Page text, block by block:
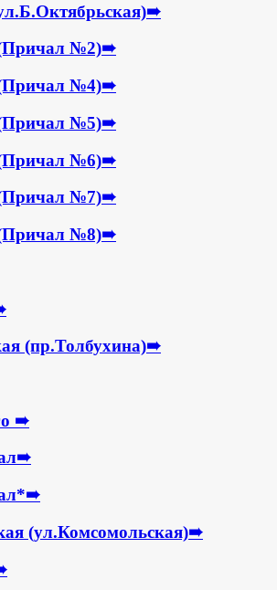
➠
№2)➠
№4)➠
№5)➠
№6)➠
№7)➠
№8)➠
(пр.Толбухина)➠
➠
➠
➠
(ул.Комсомольская)➠